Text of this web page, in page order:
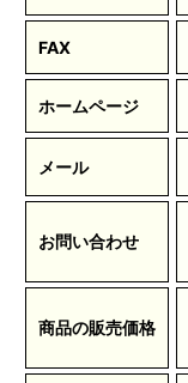
FAX
ホームページ
メール
お問い合わせ
商品の販売価格